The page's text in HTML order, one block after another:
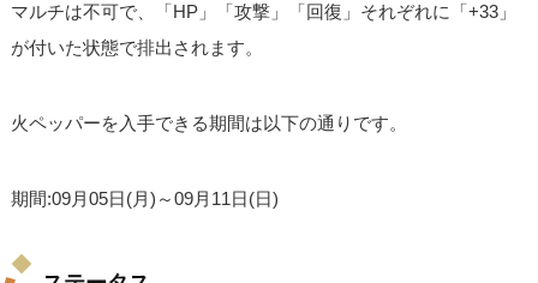
マルチは不可で、「HP」「攻撃」「回復」それぞれに「+33」
が付いた状態で排出されます。
火ペッパーを入手できる期間は以下の通りです。
期間:09月05日(月)～09月11日(日)